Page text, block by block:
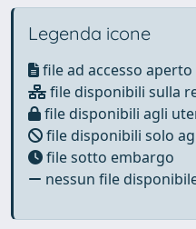
Legenda icone
file ad accesso aperto
file disponibili sulla
file disponibili agli
file disponibili solo
file sotto embargo
nessun file